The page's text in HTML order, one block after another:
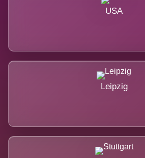
USA
Leipzig